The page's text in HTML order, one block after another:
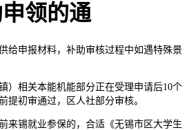
领的通
申报材料，补助审核过程中如遇特殊景
相关本能机能部分正在受理申请后10个
提初审通过，区人社部分审核。
锡就业参保的，合适《无锡市区大学生